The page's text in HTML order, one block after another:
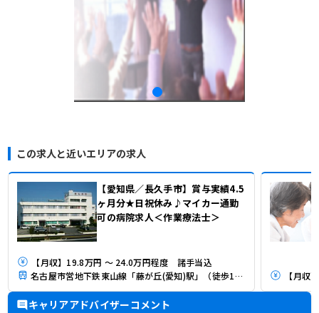
この求人と近いエリアの求人
【愛知県／長久手市】賞与実績4.5
ヶ月分★日祝休み♪マイカー通勤
可の病院求人＜作業療法士＞
【月収】19.8万円 ～ 24.0万円程度 諸手当込
名古屋市営地下鉄東山線「藤が丘(愛知)駅」（徒歩15分）
【月収
キャリアアドバイザーコメント